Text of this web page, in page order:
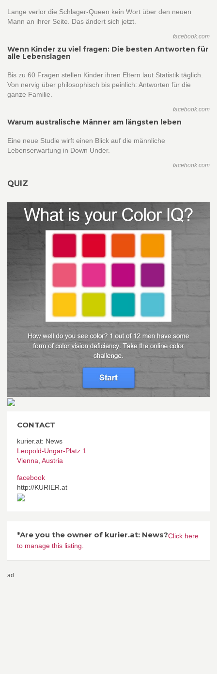
Lange verlor die Schlager-Queen kein Wort über den neuen
Mann an ihrer Seite. Das ändert sich jetzt.
facebook.com
Wenn Kinder zu viel fragen: Die besten Antworten für
alle Lebenslagen
Bis zu 60 Fragen stellen Kinder ihren Eltern laut Statistik täglich.
Von nervig über philosophisch bis peinlich: Antworten für die
ganze Familie.
facebook.com
Warum australische Männer am längsten leben
Eine neue Studie wirft einen Blick auf die männliche
Lebenserwartung in Down Under.
facebook.com
QUIZ
CONTACT
kurier.at: News
Leopold-Ungar-Platz 1
Vienna Austria
facebook
http://KURIER.at
*Are you the owner of kurier.at: News?Click here
to manage this listing.
ad